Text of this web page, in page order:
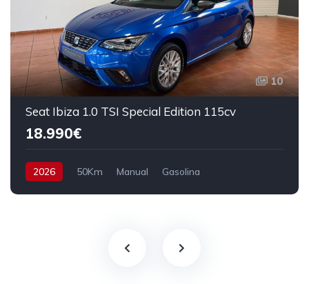
10
Seat Ibiza 1.0 TSI Special Edition 115cv
18.990€
2026 50Km Manual
Gasolina